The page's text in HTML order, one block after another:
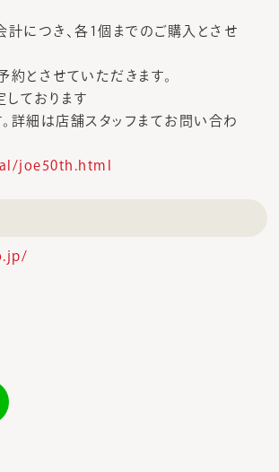
につき、各1個までのご購入とさせ
とさせていただきます。
ております
詳細は店舗スタッフまてお問い合わ
joe50th.html